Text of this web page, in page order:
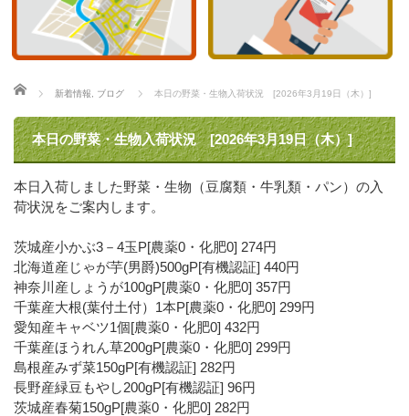
ホーム
新着情報 ブログ 本日の野菜・生物入荷状況 [2026年3月19日（木）]
本日の野菜・生物入荷状況 [2026年3月19日（木）]
本日入荷しました野菜・生物（豆腐類・牛乳類・パン）の入
荷状況をご案内します。
茨城産小かぶ3－4玉P[農薬0・化肥0] 274円
北海道産じゃが芋(男爵)500gP[有機認証] 440円
神奈川産しょうが100gP[農薬0・化肥0] 357円
千葉産大根(葉付土付）1本P[農薬0・化肥0] 299円
愛知産キャベツ1個[農薬0・化肥0] 432円
千葉産ほうれん草200gP[農薬0・化肥0] 299円
島根産みず菜150gP[有機認証] 282円
長野産緑豆もやし200gP[有機認証] 96円
茨城産春菊150gP[農薬0・化肥0] 282円